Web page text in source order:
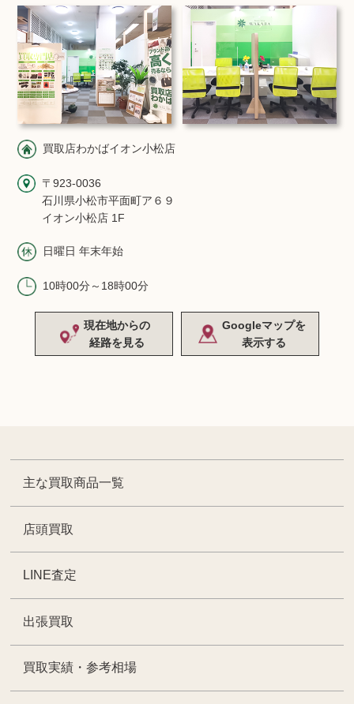
買取店わかばイオン小松店
〒923-0036
石川県小松市平面町ア６９
イオン小松店 1F
日曜日 年末年始
10時00分～18時00分
現在地からの
経路を見る
Googleマップを
表示する
主な買取商品一覧
店頭買取
LINE査定
出張買取
買取実績・参考相場